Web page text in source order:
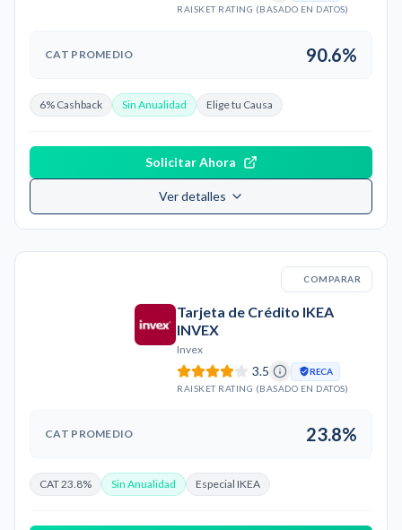
RAISKET RATING (BASADO EN DATOS)
CAT PROMEDIO 90.6%
6% Cashback Sin Anualidad Elige tu Causa
Solicitar Ahora
Ver detalles
COMPARAR
Tarjeta de Crédito IKEA
INVEX
Invex
3.5
RECA
RAISKET RATING (BASADO EN DATOS)
CAT PROMEDIO 23.8%
CAT 23.8% Sin Anualidad Especial IKEA